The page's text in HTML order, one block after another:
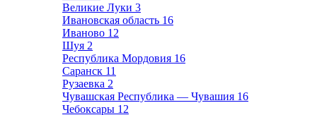
Великие Луки 3
Ивановская область 16
Иваново 12
Шуя 2
Республика Мордовия 16
Саранск 11
Рузаевка 2
Чувашская Республика — Чувашия 16
Чебоксары 12